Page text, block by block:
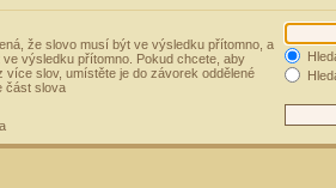
že slovo musí být ve výsledku přítomno, a
výsledku přítomno. Pokud chcete, aby
více slov, umístěte je do závorek oddělené
část slova